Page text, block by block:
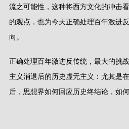
流之可能性，这种将西方文化的冲击
的观点，也为今天正确处理百年激进
向。
正确处理百年激进反传统，最大的挑
主义消退后的历史虚无主义：尤其是
后，思想界如何回应历史终结论，如